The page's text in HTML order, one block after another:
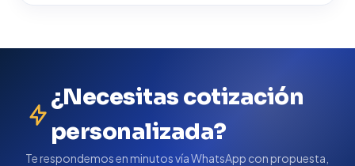
¿Necesitas cotización
personalizada?
Te respondemos en minutos vía WhatsApp con propuesta,